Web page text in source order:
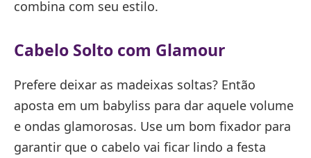
combina com seu estilo.
Cabelo Solto com Glamour
Prefere deixar as madeixas soltas? Então
aposta em um babyliss para dar aquele volume
e ondas glamorosas. Use um bom fixador para
garantir que o cabelo vai ficar lindo a festa